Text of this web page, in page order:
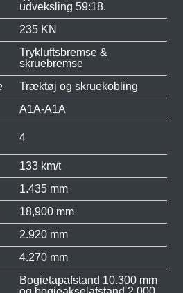
udveksling 59:18.
235 KN
Trykluftsbremse &
skruebremse
Træktøj og skruekobling
A1A-A1A
4
133 km/t
1.435 mm
18,900 mm
2.920 mm
4.270 mm
Bogietapafstand 10.300 mm